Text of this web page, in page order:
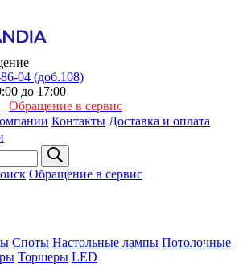
04 (доб.108)
до 17:00
Обращение в сервис
Контакты Доставка и оплата
Обращение в сервис
Споты Настольные лампы Потолочные
Торшеры LED